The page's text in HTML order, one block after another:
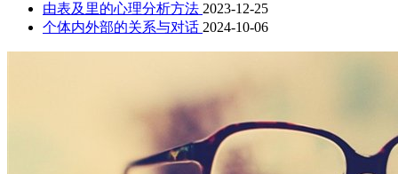
由表及里的心理分析方法 2023-12-25
个体内外部的关系与对话 2024-10-06